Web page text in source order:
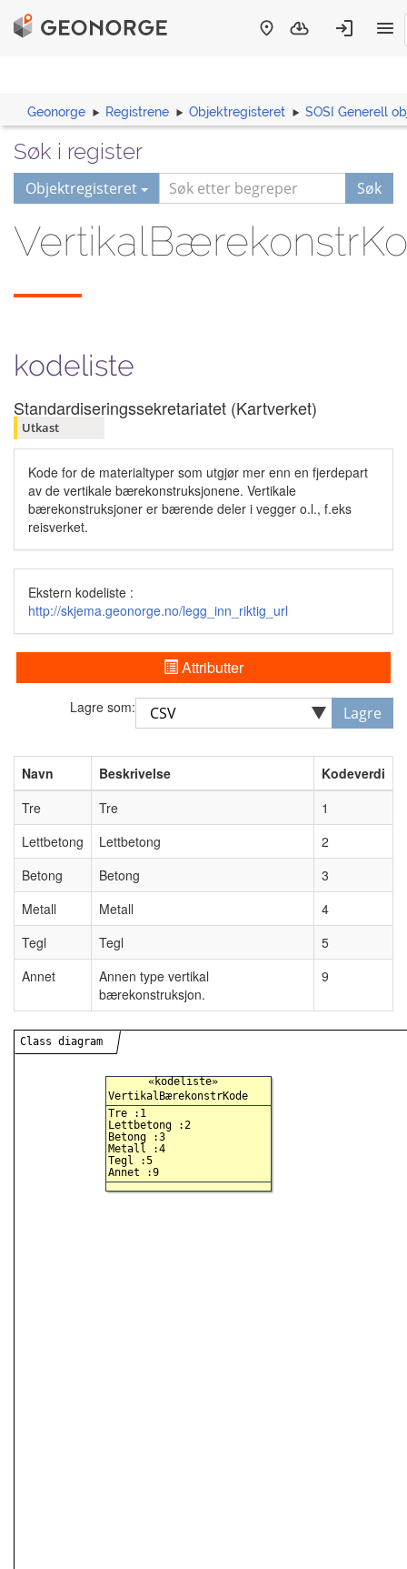
Geonorge Registrene Objektregisteret SOSI Generell
Søk i register
Objektregisteret Søk
kodeliste
Standardiseringssekretariatet (Kartverket)
Utkast
Kode for de materialtyper som utgjør mer enn en fjerdepart
av de vertikale bærekonstruksjonene. Vertikale
bærekonstruksjoner er bærende deler i vegger o.l., f.eks
reisverket.
Ekstern kodeliste :
http://skjema.geonorge.no/legg_inn_riktig_url
Attributter
Lagre som: Lagre
Navn Beskrivelse
Kodeverdi
Tre
Tre
1
Lettbetong
Lettbetong
2
Betong
Betong
3
Metall
Metall
4
Tegl
Tegl
5
Annet
Annen type vertikal
bærekonstruksjon.
9